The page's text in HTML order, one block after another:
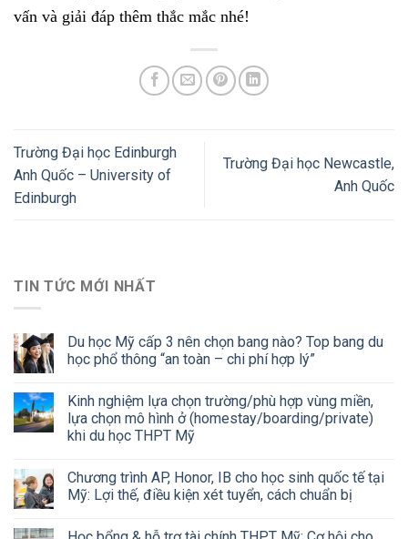
vấn và giải đáp thêm thắc mắc nhé!
Trường Đại học Edinburgh
Anh Quốc – University of
Edinburgh
Trường Đại học Newcastle,
Anh Quốc
TIN TỨC MỚI NHẤT
Du học Mỹ cấp 3 nên chọn bang nào? Top bang du
học phổ thông “an toàn – chi phí hợp lý”
Kinh nghiệm lựa chọn trường/phù hợp vùng miền,
lựa chọn mô hình ở (homestay/boarding/private)
khi du học THPT Mỹ
Chương trình AP, Honor, IB cho học sinh quốc tế tại
Mỹ: Lợi thế, điều kiện xét tuyển, cách chuẩn bị